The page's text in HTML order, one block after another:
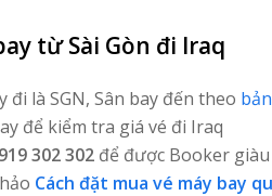
từ Sài Gòn đi Iraq
đi là SGN, Sân bay đến theo
để kiểm tra giá vé đi Iraq
302 302 để được Booker
Cách đặt mua vé máy bay